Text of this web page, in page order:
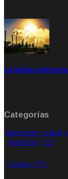
La lucha contra
Categorías
Bienestar y salud
Nutrición (12)
Cocina (71)